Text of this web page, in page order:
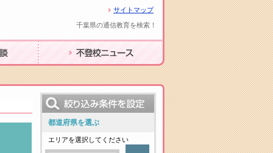
サイトマップ
千葉県の通信教育を検索！
不登校ニュース
都道府県を選ぶ
エリアを選択してください